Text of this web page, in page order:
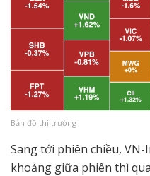
Bản đồ thị trường
Sang tới phiên chiều,
khoảng giữa phiên thì